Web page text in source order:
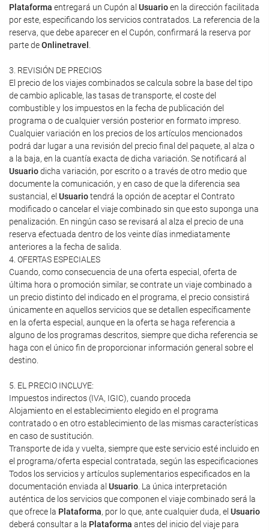
Plataforma entregará un Cupón al Usuarioen la dirección facilitada
por este, especificando los servicios contratados. La referencia de la
reserva, que debe aparecer en el Cupón, confirmará la reserva por
parte deOnlinetravel
3. REVISIÓN DE PRECIOS
El precio de los viajes combinados se calcula sobre la base del tipo
de cambio aplicable, las tasas de transporte, el coste del
combustible y los impuestos en la fecha de publicación del
programa o de cualquier versión posterior en formato impreso.
Cualquier variación en los precios de los artículos mencionados
podrá dar lugar a una revisión del precio final del paquete, al alza o
a la baja, en la cuantía exacta de dicha variación. Se notificará al
Usuariodicha variación, por escrito o a través de otro medio que
documente la comunicación, y en caso de que la diferencia sea
sustancial, el Usuariotendrá la opción de aceptar el Contrato
modificado o cancelar el viaje combinado sin que esto suponga una
penalización. En ningún caso se revisará al alza el precio de una
reserva efectuada dentro de los veinte días inmediatamente
anteriores a la fecha de salida.
4. OFERTAS ESPECIALES
Cuando, como consecuencia de una oferta especial, oferta de
última hora o promoción similar, se contrate un viaje combinado a
un precio distinto del indicado en el programa, el precio consistirá
únicamente en aquellos servicios que se detallen específicamente
en la oferta especial, aunque en la oferta se haga referencia a
alguno de los programas descritos, siempre que dicha referencia se
haga con el único fin de proporcionar información general sobre el
destino.
5. EL PRECIO INCLUYE:
Impuestos indirectos (IVA, IGIC), cuando proceda
Alojamiento en el establecimiento elegido en el programa
contratado o en otro establecimiento de las mismas características
en caso de sustitución.
Transporte de ida y vuelta, siempre que este servicio esté incluido en
el programa/oferta especial contratada, según las especificaciones
Todos los servicios y artículos suplementarios especificados en la
documentación enviada al Usuario . La única interpretación
auténtica de los servicios que componen el viaje combinado será la
que ofrece la Plataforma, por lo que, ante cualquier duda, el Usuario
deberá consultar a la Plataforma antes del inicio del viaje para